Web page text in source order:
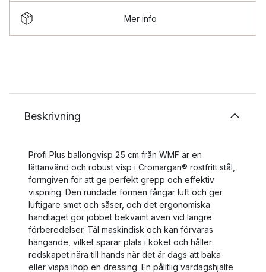
Mer info
Beskrivning
Profi Plus ballongvisp 25 cm från WMF är en
lättanvänd och robust visp i Cromargan® rostfritt stål,
formgiven för att ge perfekt grepp och effektiv
vispning. Den rundade formen fångar luft och ger
luftigare smet och såser, och det ergonomiska
handtaget gör jobbet bekvämt även vid längre
förberedelser. Tål maskindisk och kan förvaras
hängande, vilket sparar plats i köket och håller
redskapet nära till hands när det är dags att baka
eller vispa ihop en dressing. En pålitlig vardagshjälte